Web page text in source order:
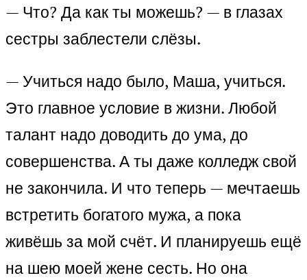
— Что? Да как ты можешь? — в глазах
сестры заблестели слёзы.
— Учиться надо было, Маша, учиться.
Это главное условие в жизни. Любой
талант надо доводить до ума, до
совершенства. А ты даже колледж свой
не закончила. И что теперь — мечтаешь
встретить богатого мужа, а пока
живёшь за мой счёт. И планируешь ещё
на шею моей жене сесть. Но она